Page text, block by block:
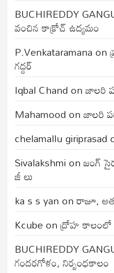
BUCHIREDDY
వంచిన కాక్రోచ్ ఉద్యమం
P.Venkataramana on
గద్దర్
Iqbal Chand onజాలరి
Mahamood onజాలరి
chelamallu giriprasad
Sivalakshmi onజంగ్‌
జీ లు
ka s s yan onరాజూ,
Kcubeonద్రోహ కాలంలో
BUCHIREDDY
గందరగోళం, నిర్బంధకాలం